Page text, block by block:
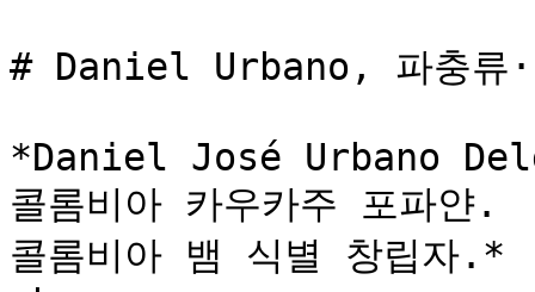
# Daniel Urbano, 파충류·
*Daniel José Urbano
콜롬비아 카우카주 포파얀.
콜롬비아 뱀 식별 창립자.*